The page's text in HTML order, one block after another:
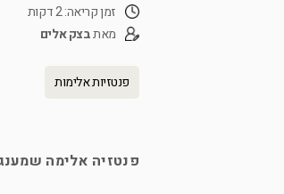
זמן קריאה: 2 דקות
מאתבצק אלים
פנטזיות אלימות
פנטזיה אלימה